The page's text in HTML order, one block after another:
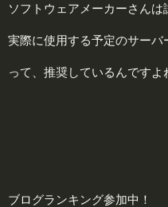
ソフトウェアメーカーさんは
実際に使用する予定のサーバ
って、推奨しているんですよ
ブログランキング参加中！